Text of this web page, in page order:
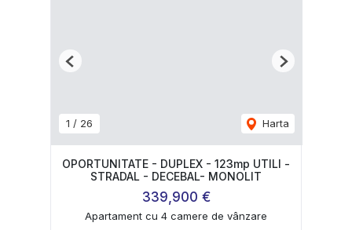
1 / 26 Harta
Previous Next
OPORTUNITATE - DUPLEX - 123mp UTILI -
STRADAL - DECEBAL- MONOLIT
339,900 €
Apartament cu 4 camere de vânzare